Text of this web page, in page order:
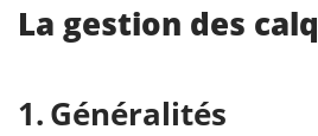
La gestion des
Généralités